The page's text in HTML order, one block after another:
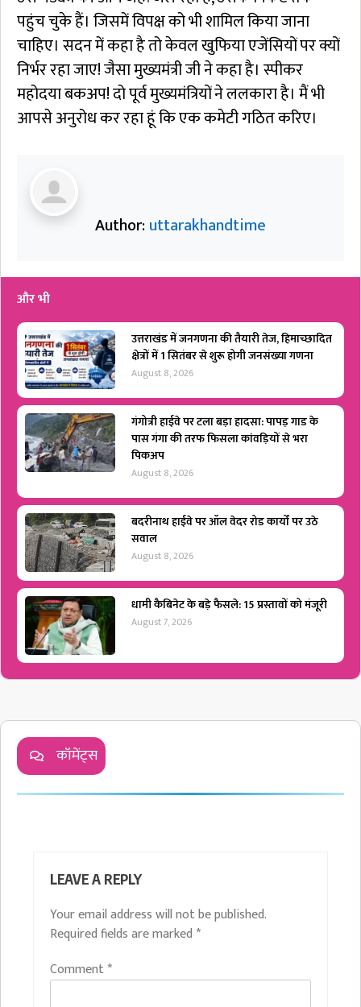
पहुंच चुके हैं। जिसमें विपक्ष को भी शामिल किया जाना
चाहिए। सदन में कहा है तो केवल खुफिया एजेंसियों पर क्यों
निर्भर रहा जाए! जैसा मुख्यमंत्री जी ने कहा है। स्पीकर
महोदया बकअप! दो पूर्व मुख्यमंत्रियों ने ललकारा है। मैं भी
आपसे अनुरोध कर रहा हूं कि एक कमेटी गठित करिए।
Author:uttarakhandtime
और भी
उत्तराखंड में जनगणना की तैयारी तेज, हिमाच्छादित
क्षेत्रों में 1 सितंबर से शुरू होगी जनसंख्या गणना
August 8, 2026
गंगोत्री हाईवे पर टला बड़ा हादसा: पापड़ गाड के
पास गंगा की तरफ फिसला कांवड़ियों से भरा
पिकअप
August 8, 2026
बदरीनाथ हाईवे पर ऑल वेदर रोड कार्यों पर उठे
सवाल
August 8, 2026
धामी कैबिनेट के बड़े फैसले: 15 प्रस्तावों को मंजूरी
August 7, 2026
कॉमेंट्स
LEAVE A REPLY
Your email address will not be published.
Required fields are marked *
Comment*